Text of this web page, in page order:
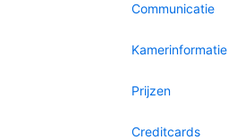
Communicatie
Kamerinformatie
Prijzen
Creditcards